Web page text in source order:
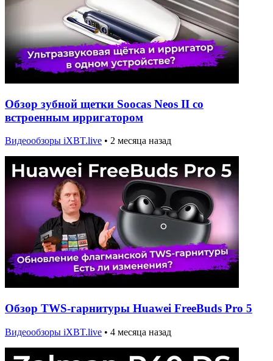
Обзор зубной щетки Soocas Neos II со
встроенным ирригатором
Видеообзоры iXBT.live • 2 месяца назад
Обзор TWS-гарнитуры Huawei FreeBuds Pro 5
Видеообзоры iXBT.live • 4 месяца назад